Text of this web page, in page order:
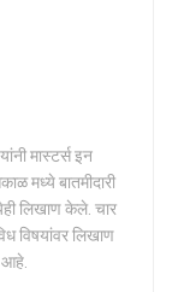
मास्टर्स इन
मध्ये बातमीदारी
लिखाण केले. चार
विषयांवर लिखाण
आहे.